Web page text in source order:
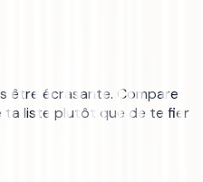
être écrasante. Compare
ta liste plutôt que de te fier